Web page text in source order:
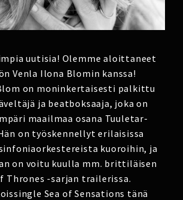
uutisia! Olemme aloittaneet
Venla Ilona Blomin kanssa!
on moninkertaisesti palkittu
ja beatboksaaja, joka on
maailmaa osana Tuuletar-
on työskennellyt erilaisissa
kuoroihin, ja
on voitu kuulla mm. brittiläisen
Thrones -sarjan trailerissa.
Sea of Sensations tänä